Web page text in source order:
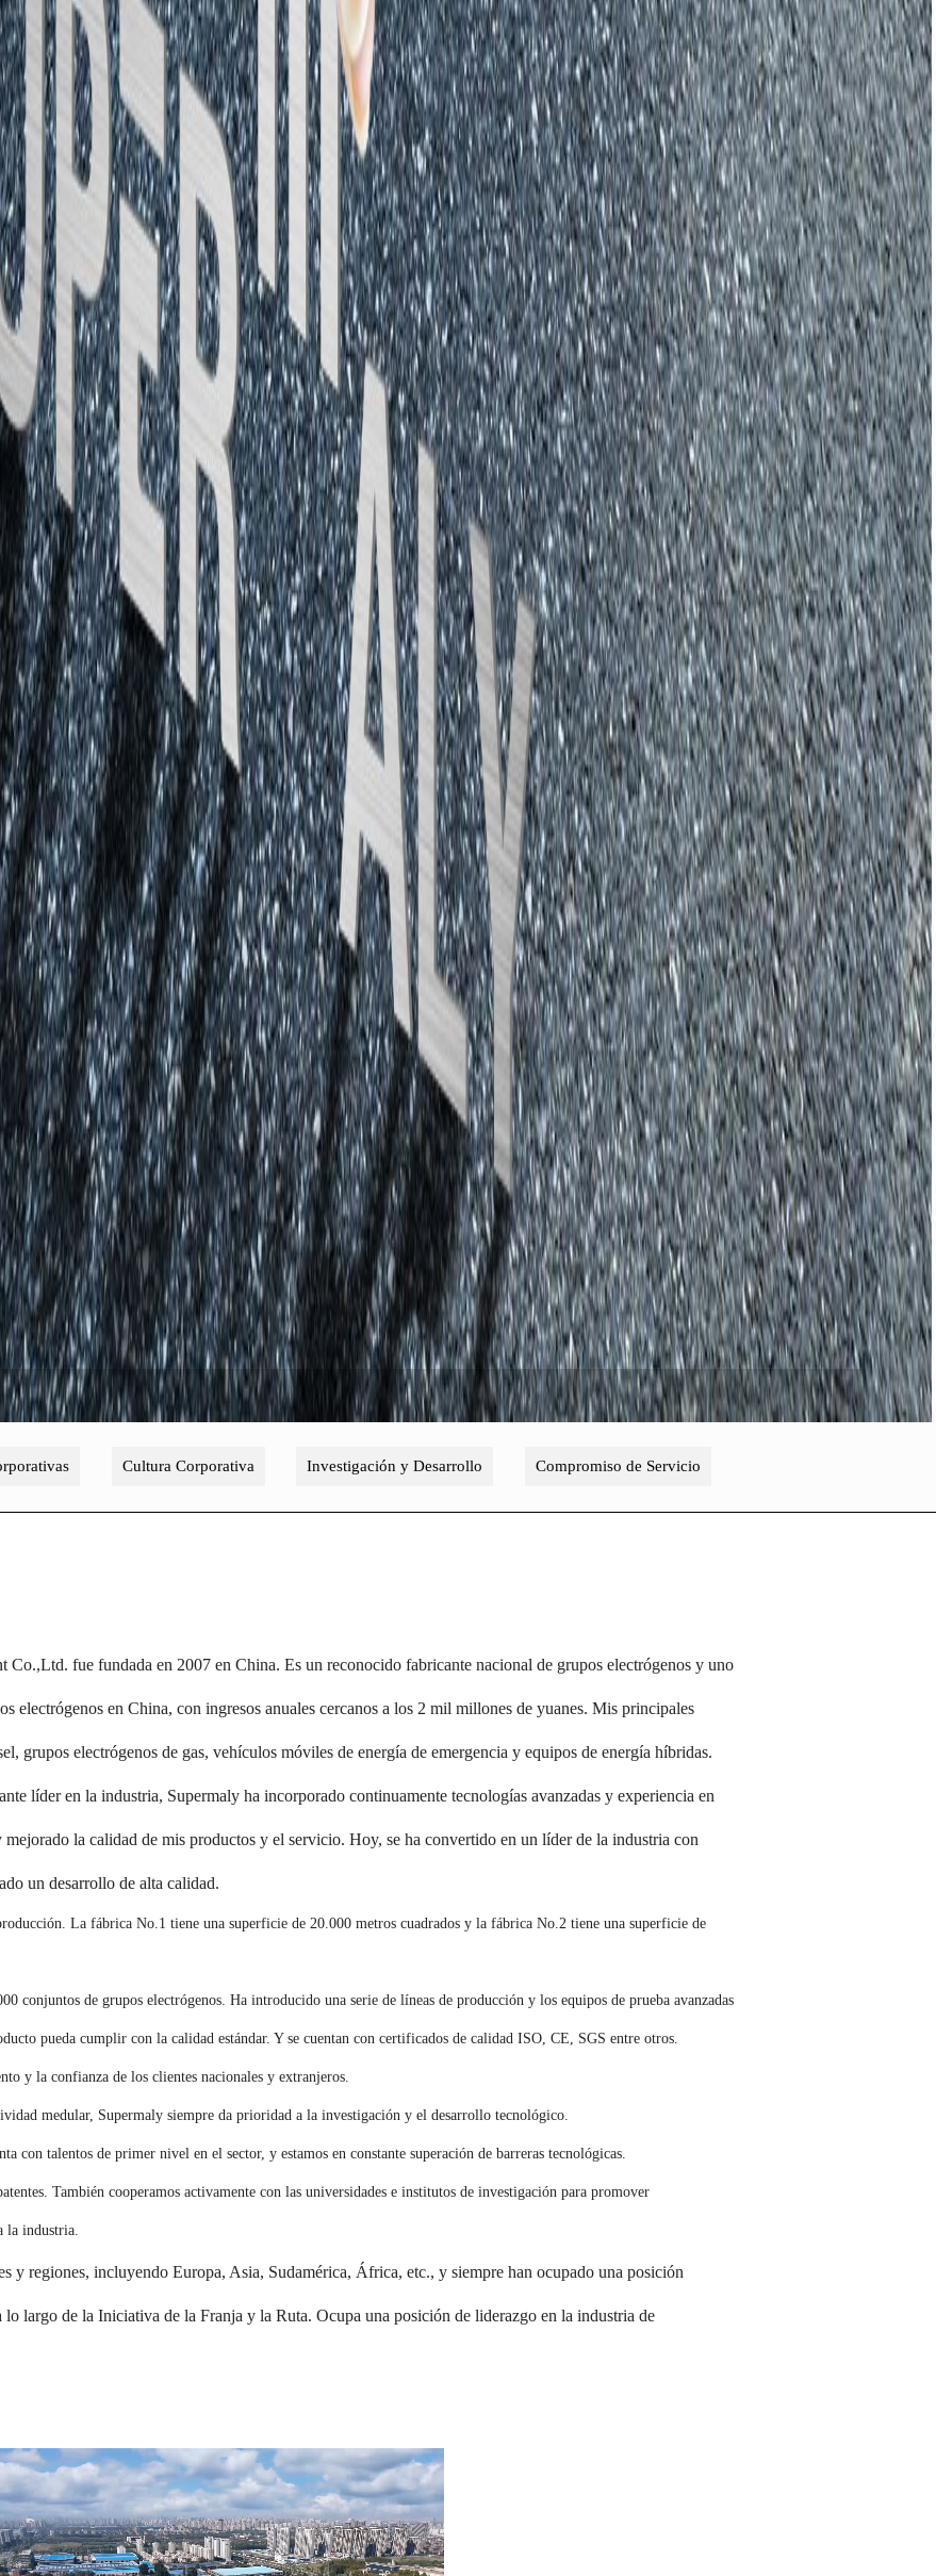
Cultura Corporativa Investigación y Desarrollo Compromiso de Servicio
Co.,Ltd. fue fundada en 2007 en China. Es un reconocido fabricante nacional de grupos electrógenos y uno
electrógenos en China, con ingresos anuales cercanos a los 2 mil millones de yuanes. Mis principales
grupos electrógenos de gas, vehículos móviles de energía de emergencia y equipos de energía híbridas.
líder en la industria, Supermaly ha incorporado continuamente tecnologías avanzadas y experiencia en
la calidad de mis productos y el servicio. Hoy, se ha convertido en un líder de la industria con
un desarrollo de alta calidad.
La fábrica No.1 tiene una superficie de 20.000 metros cuadrados y la fábrica No.2 tiene una superficie de
conjuntos de grupos electrógenos. Ha introducido una serie de líneas de producción y los equipos de prueba avanzadas
pueda cumplir con la calidad estándar. Y se cuentan con certificados de calidad ISO, CE, SGS entre otros.
y la confianza de los clientes nacionales y extranjeros.
medular, Supermaly siempre da prioridad a la investigación y el desarrollo tecnológico.
con talentos de primer nivel en el sector, y estamos en constante superación de barreras tecnológicas.
También cooperamos activamente con las universidades e institutos de investigación para promover
la industria.
y regiones, incluyendo Europa, Asia, Sudamérica, África, etc., y siempre han ocupado una posición
lo largo de la Iniciativa de la Franja y la Ruta. Ocupa una posición de liderazgo en la industria de